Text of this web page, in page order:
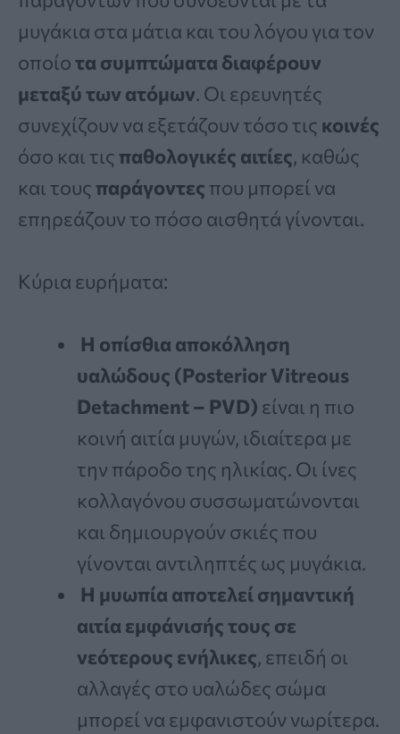
μυγάκια στα μάτια και του λόγου για τον
οποίοτα συμπτώματα διαφέρουν
μεταξύ των ατόμων. Οι ερευνητές
συνεχίζουν να εξετάζουν τόσο τις κοινές
όσο και τις παθολογικές αιτίες, καθώς
και τους παράγοντες που μπορεί να
επηρεάζουν το πόσο αισθητά γίνονται.
Κύρια ευρήματα:
Η οπίσθια αποκόλληση
υαλώδους (Posterior Vitreous
Detachment – PVD) είναι η πιο
κοινή αιτία μυγών, ιδιαίτερα με
την πάροδο της ηλικίας. Οι ίνες
κολλαγόνου συσσωματώνονται
και δημιουργούν σκιές που
γίνονται αντιληπτές ως μυγάκια.
Η μυωπία αποτελεί σημαντική
αιτία εμφάνισής τους σε
νεότερους ενήλικες, επειδή οι
αλλαγές στο υαλώδες σώμα
μπορεί να εμφανιστούν νωρίτερα.